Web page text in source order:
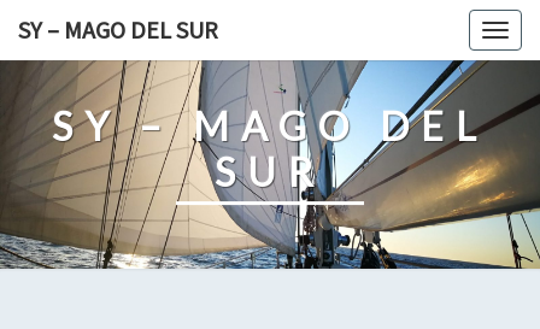
content
SY – MAGO DEL SUR
SY – MAGO DEL
SUR